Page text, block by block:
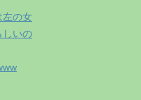
左の女
しいの